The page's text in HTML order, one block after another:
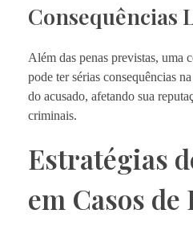
Consequências
Além das penas previstas, uma
pode ter sérias consequências
do acusado, afetando sua
criminais.
Estratégias
em Casos